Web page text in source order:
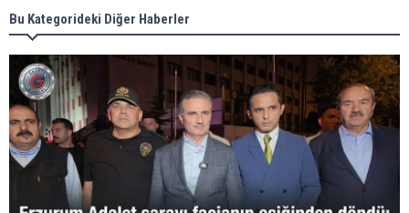
Bu Kategorideki Diğer Haberler